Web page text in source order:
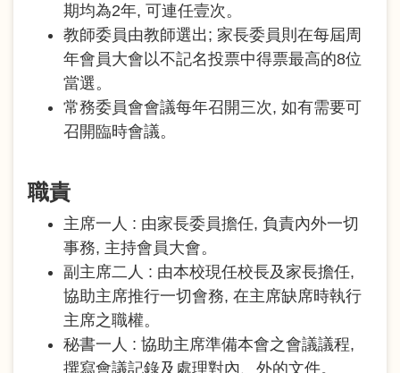
期均為2年, 可連任壹次。
教師委員由教師選出; 家長委員則在每屆周
年會員大會以不記名投票中得票最高的8位
當選。
常務委員會會議每年召開三次, 如有需要可
召開臨時會議。
職責
主席一人 : 由家長委員擔任, 負責內外一切
事務, 主持會員大會。
副主席二人 : 由本校現任校長及家長擔任,
協助主席推行一切會務, 在主席缺席時執行
主席之職權。
秘書一人 : 協助主席準備本會之會議議程,
撰寫會議記錄及處理對內、外的文件。